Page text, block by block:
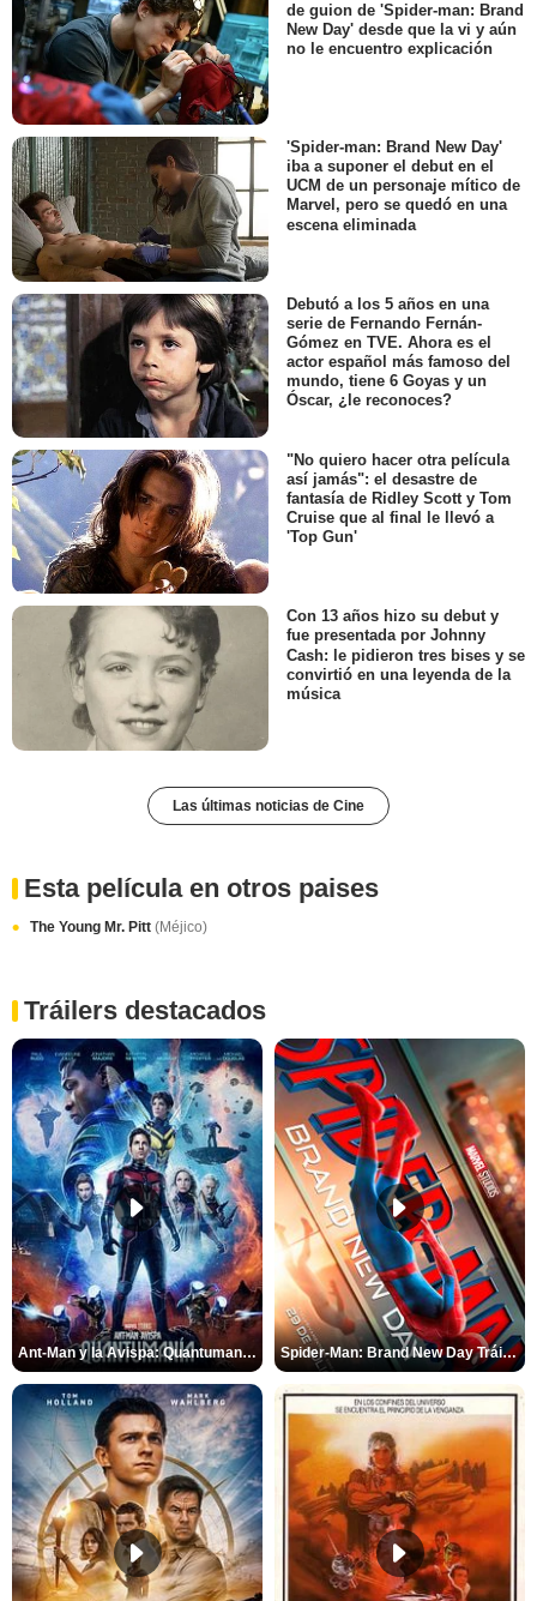
de guion de 'Spider-man: Brand
New Day' desde que la vi y aún
no le encuentro explicación
'Spider-man: Brand New Day'
iba a suponer el debut en el
UCM de un personaje mítico de
Marvel, pero se quedó en una
escena eliminada
Debutó a los 5 años en una
serie de Fernando Fernán-
Gómez en TVE. Ahora es el
actor español más famoso del
mundo, tiene 6 Goyas y un
Óscar, ¿le reconoces?
"No quiero hacer otra película
así jamás": el desastre de
fantasía de Ridley Scott y Tom
Cruise que al final le llevó a
'Top Gun'
Con 13 años hizo su debut y
fue presentada por Johnny
Cash: le pidieron tres bises y se
convirtió en una leyenda de la
música
Las últimas noticias de Cine
Esta película en otros paises
The Young Mr. Pitt (Méjico)
Tráilers destacados
Ant-Man y la Avispa: Quantumanía Tráiler (2) Spider-Man: Brand New Day Tráiler (3)